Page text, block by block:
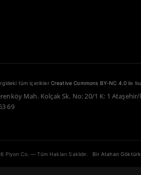
tüm içerikler Creative Commons BY-NC 4.0 ile
Mah. Kolçak Sk. No: 20/1 K: 1
69
Piyon Co. — Tüm Hakları Saklıdır. Bir Atahan